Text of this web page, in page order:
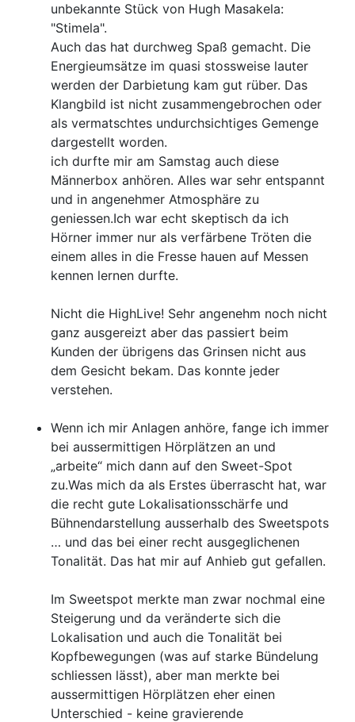
unbekannte Stück von Hugh Masakela:
"Stimela".
Auch das hat durchweg Spaß gemacht. Die
Energieumsätze im quasi stossweise lauter
werden der Darbietung kam gut rüber. Das
Klangbild ist nicht zusammengebrochen oder
als vermatschtes undurchsichtiges Gemenge
dargestellt worden.
ich durfte mir am Samstag auch diese
Männerbox anhören. Alles war sehr entspannt
und in angenehmer Atmosphäre zu
geniessen.Ich war echt skeptisch da ich
Hörner immer nur als verfärbene Tröten die
einem alles in die Fresse hauen auf Messen
kennen lernen durfte.
Nicht die HighLive! Sehr angenehm noch nicht
ganz ausgereizt aber das passiert beim
Kunden der übrigens das Grinsen nicht aus
dem Gesicht bekam. Das konnte jeder
verstehen.
Wenn ich mir Anlagen anhöre, fange ich immer
bei aussermittigen Hörplätzen an und
„arbeite“ mich dann auf den Sweet-Spot
zu.Was mich da als Erstes überrascht hat, war
die recht gute Lokalisationsschärfe und
Bühnendarstellung ausserhalb des Sweetspots
… und das bei einer recht ausgeglichenen
Tonalität. Das hat mir auf Anhieb gut gefallen.
Im Sweetspot merkte man zwar nochmal eine
Steigerung und da veränderte sich die
Lokalisation und auch die Tonalität bei
Kopfbewegungen (was auf starke Bündelung
schliessen lässt), aber man merkte bei
aussermittigen Hörplätzen eher einen
Unterschied - keine gravierende